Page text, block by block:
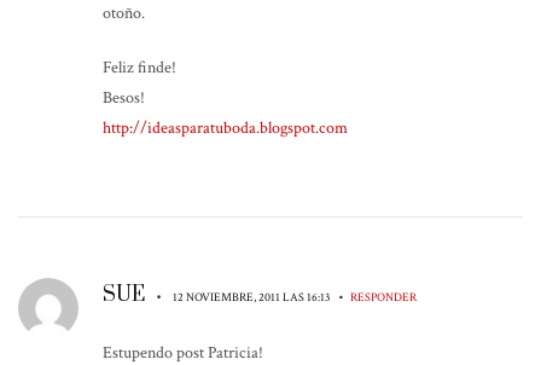
otoño.
Feliz finde!
Besos!
http://ideasparatuboda.blogspot.com
SUE • 12 NOVIEMBRE, 2011 LAS 16:13 • RESPONDER
Estupendo post Patricia!